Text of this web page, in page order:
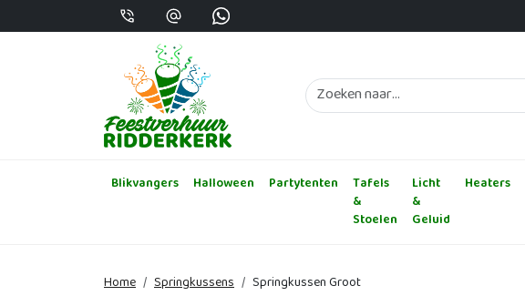
Bel ons op +31615831400
mail ons info@feestverhuur-ridderkerk.nl
Whatsapp 31652603236
Blikvangers Halloween Partytenten
Tafels
&
Stoelen
Licht
&
Geluid
Heaters
Home Springkussens Springkussen Groot